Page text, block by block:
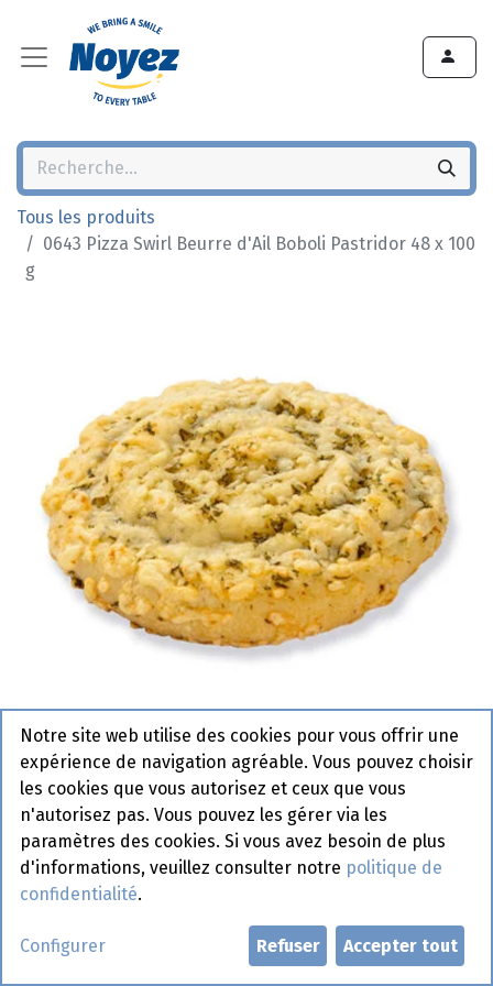
Tous les produits
0643 Pizza Swirl Beurre d'Ail Boboli Pastridor 48 x 100
g
0643 Pizza Swirl Beurre d'Ail
Boboli Pastridor 48 x 100 g
Actif
Demander un compte
Notre site web utilise des cookies pour vous offrir une
expérience de navigation agréable. Vous pouvez choisir
les cookies que vous autorisez et ceux que vous
n'autorisez pas. Vous pouvez les gérer via les
paramètres des cookies. Si vous avez besoin de plus
d'informations, veuillez consulter notre politique de
confidentialité.
Configurer Refuser Accepter tout